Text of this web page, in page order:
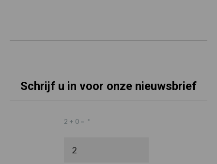
Schrijf u in voor onze nieuwsbrief
2 + 0 = *